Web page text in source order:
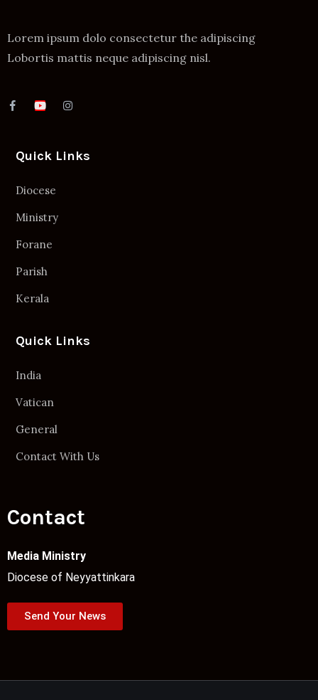
Lorem ipsum dolo consectetur the adipiscing
Lobortis mattis neque adipiscing nisl.
Quick Links
Diocese
Ministry
Forane
Parish
Kerala
Quick Links
India
Vatican
General
Contact With Us
Contact
Media Ministry
Diocese of Neyyattinkara
Send Your News